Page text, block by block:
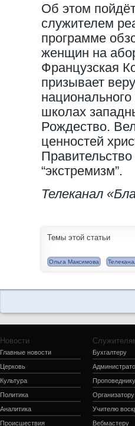
Об этом
служителем
программе
женщин на
Французская
призывает
школах
Рождество.
ценностей
“экстремизм”.
Телеканал
Темы этой статьи
Ольга Максимова
Новости
Главные новости
Церковь
Культура
Политика
Аналитика
Происшествия
Бухгалтеру
Проповеднику
Учителю
Вебмастеру